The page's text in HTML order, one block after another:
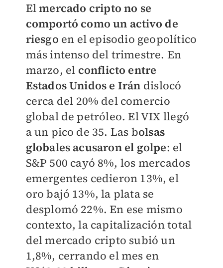
Elmercado cripto no se
comportó como un activo de
riesgo en el episodio geopolítico
más intenso del trimestre. En
marzo, el conflicto entre
Estados Unidos e Irán dislocó
cerca del 20% del comercio
global de petróleo. El VIX llegó
a un pico de 35. Las bolsas
globales acusaron el golpe: el
S&P 500 cayó 8%, los mercados
emergentes cedieron 13%, el
oro bajó 13%, la plata se
desplomó 22%. En ese mismo
contexto, la capitalización total
del mercado cripto subió un
1,8%, cerrando el mes en